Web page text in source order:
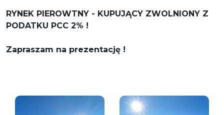
RYNEK PIEROWTNY - KUPUJĄCY ZWOLNIONY Z
PODATKU PCC 2% !
Zapraszam na prezentację !